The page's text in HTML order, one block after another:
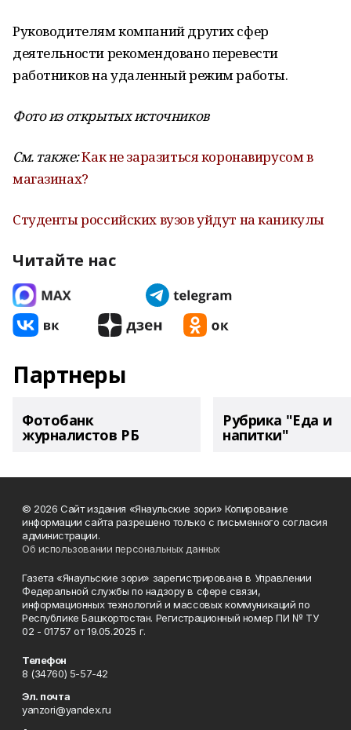
Руководителям компаний других сфер
деятельности рекомендовано перевести
работников на удаленный режим работы.
Фото из открытых источников
См. также:Как не заразиться коронавирусом в
магазинах?
Студенты российских вузов уйдут на каникулы
Читайте нас
Партнеры
Фотобанк
журналистов РБ
Рубрика "Еда и
напитки"
© 2026 Сайт издания «Янаульские зори» Копирование
информации сайта разрешено только с письменного согласия
администрации.
Об использовании персональных данных
Газета «Янаульские зори» зарегистрирована в Управлении
Федеральной службы по надзору в сфере связи,
информационных технологий и массовых коммуникаций по
Республике Башкортостан. Регистрационный номер ПИ № ТУ
02 - 01757 от 19.05.2025 г.
Телефон
8 (34760) 5-57-42
Эл. почта
yanzori@yandex.ru